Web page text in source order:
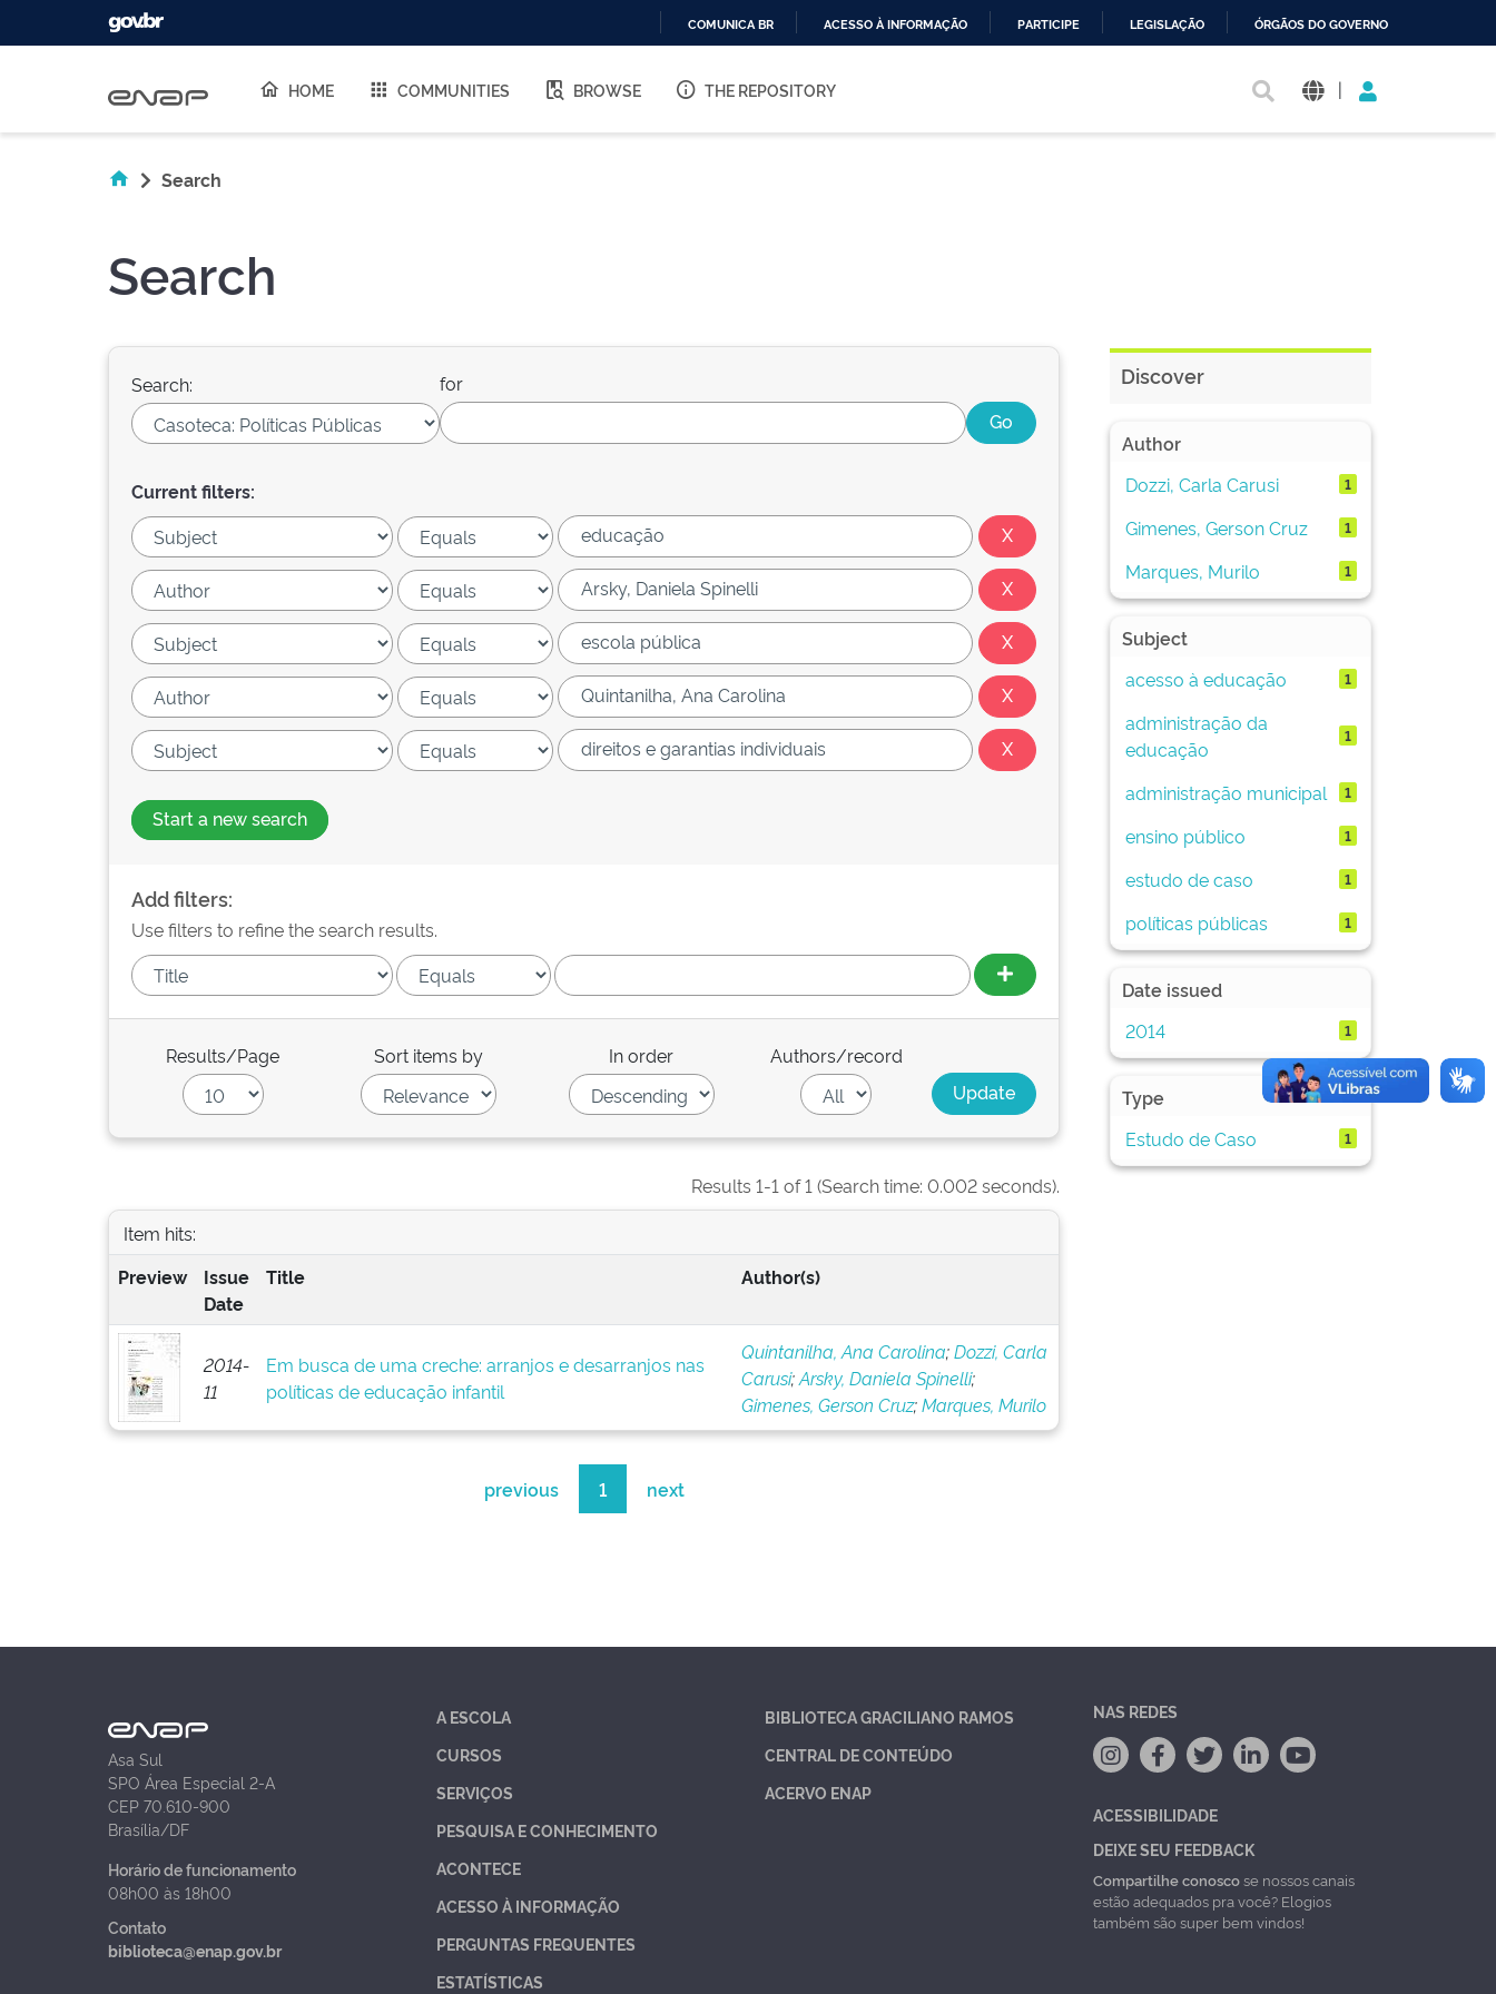
O
COMUNICA BR ACESSO À INFORMAÇÃO PARTICIPE LEGISLAÇÃO ÓRGÃOS DO GOVERNO
HOME COMMUNITIES BROWSE THE REPOSITORY |
Search
Search
Search: for
Current filters:
Start a new search
Add filters:
Use filters to refine the search results.
Results/Page Sort items by In order Authors/record
Results 1-1 of 1 (Search time: 0.002 seconds).
Item hits:
Preview
Issue
Date
Title Author(s)
2014-
11
Em busca de uma creche: arranjos e desarranjos nas
políticas de educação infantil
Quintanilha, Ana Carolina;Dozzi, Carla
Carusi;Arsky, Daniela Spinelli;
Gimenes, Gerson Cruz;Marques, Murilo
previous 1 next
Discover
Author
Dozzi, Carla Carusi
1
Gimenes, Gerson Cruz 1
Marques, Murilo 1
Subject
acesso à educação
1
administração da
educação
1
administração municipal 1
ensino público 1
estudo de caso 1
políticas públicas 1
Date issued
2014
1
Type
Estudo de Caso
1
Asa Sul
SPO Área Especial 2-A
CEP 70.610-900
Brasília/DF
Horário de funcionamento
08h00 às 18h00
Contato
biblioteca@enap.gov.br
A ESCOLA
CURSOS
SERVIÇOS
PESQUISA E CONHECIMENTO
ACONTECE
ACESSO À INFORMAÇÃO
PERGUNTAS FREQUENTES
ESTATÍSTICAS
BIBLIOTECA GRACILIANO RAMOS
CENTRAL DE CONTEÚDO
ACERVO ENAP
NAS REDES
ACESSIBILIDADE
DEIXE SEU FEEDBACK
Compartilhe conoscose nossos canais
estão adequados pra você? Elogios
também são super bem vindos!